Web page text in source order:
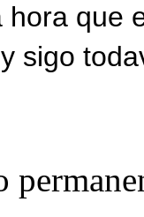
hora que
sigo